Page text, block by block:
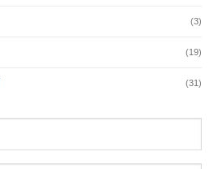
(3)
(19)
(31)